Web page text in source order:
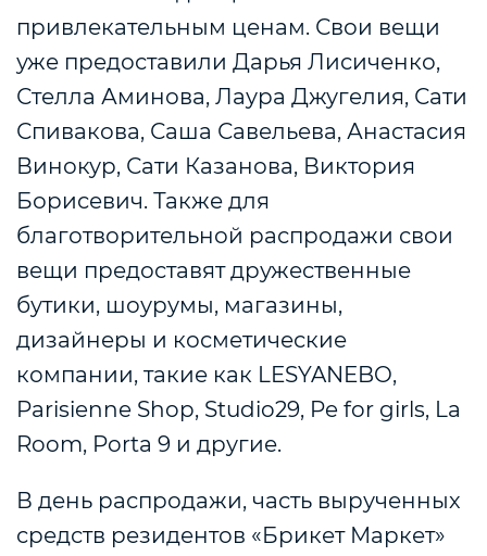
привлекательным ценам. Свои вещи
уже предоставили Дарья Лисиченко,
Стелла Аминова, Лаура Джугелия, Сати
Спивакова, Саша Савельева, Анастасия
Винокур, Сати Казанова, Виктория
Борисевич. Также для
благотворительной распродажи свои
вещи предоставят дружественные
бутики, шоурумы, магазины,
дизайнеры и косметические
компании, такие как LESYANEBO,
Parisienne Shop, Studio29, Pe for girls, La
Room, Porta 9 и другие.
В день распродажи, часть вырученных
средств резидентов «Брикет Маркет»